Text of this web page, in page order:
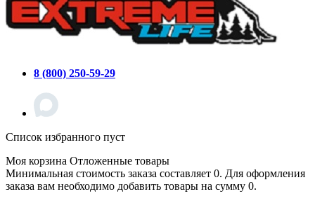
8 (800) 250-59-29
Список избранного пуст
Моя корзина Отложенные товары
Минимальная стоимость заказа составляет 0. Для оформления
заказа вам необходимо добавить товары на сумму 0.